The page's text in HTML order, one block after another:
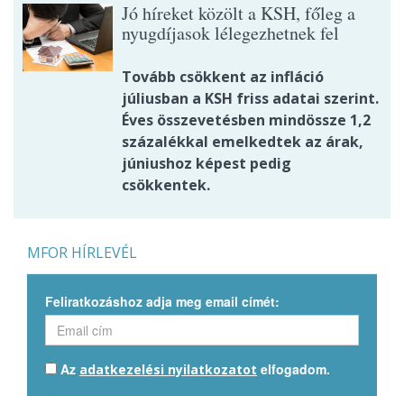
Jó híreket közölt a KSH, főleg a
nyugdíjasok lélegezhetnek fel
Tovább csökkent az infláció
júliusban a KSH friss adatai szerint.
Éves összevetésben mindössze 1,2
százalékkal emelkedtek az árak,
júniushoz képest pedig
csökkentek.
MFOR HÍRLEVÉL
Feliratkozáshoz adja meg email címét:
Az adatkezelési nyilatkozatot elfogadom.